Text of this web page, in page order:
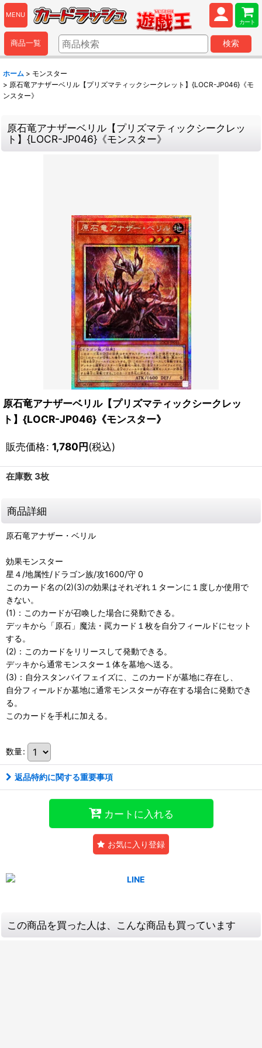
MENU
カート
商品一覧 検索
ホーム > モンスター
> 原石竜アナザーベリル【プリズマティックシークレット】{LOCR-JP046}《モ
ンスター》
原石竜アナザーベリル【プリズマティックシークレッ
ト】{LOCR-JP046}《モンスター》
原石竜アナザーベリル【プリズマティックシークレッ
ト】{LOCR-JP046}《モンスター》
販売価格: 1,780円(税込)
在庫数 3枚
商品詳細
原石竜アナザー・ベリル
効果モンスター
星４/地属性/ドラゴン族/攻1600/守 0
このカード名の(2)(3)の効果はそれぞれ１ターンに１度しか使用で
きない。
(1)：このカードが召喚した場合に発動できる。
デッキから「原石」魔法・罠カード１枚を自分フィールドにセット
する。
(2)：このカードをリリースして発動できる。
デッキから通常モンスター１体を墓地へ送る。
(3)：自分スタンバイフェイズに、このカードが墓地に存在し、
自分フィールドか墓地に通常モンスターが存在する場合に発動でき
る。
このカードを手札に加える。
数量:
返品特約に関する重要事項
カートに入れる
お気に入り登録
この商品を買った人は、こんな商品も買っています